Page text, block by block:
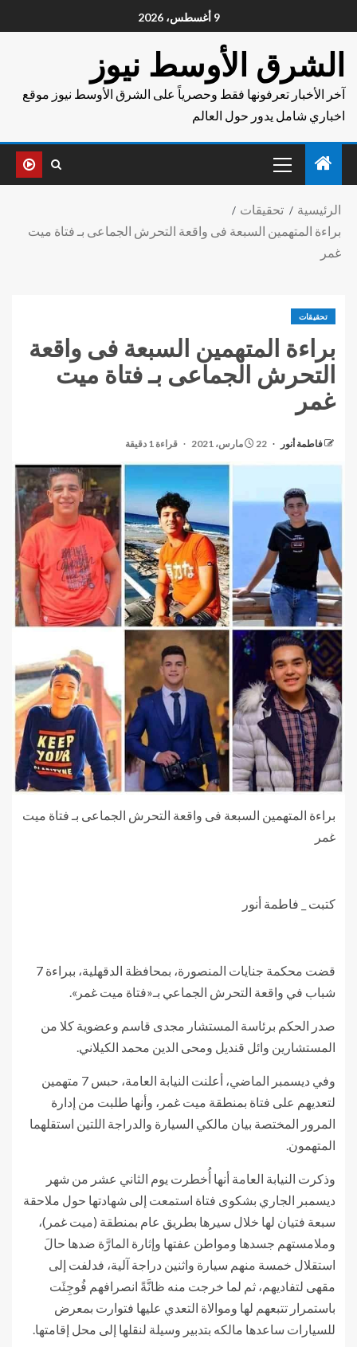
9 أغسطس، 2026
الشرق الأوسط نيوز
آخر الأخبار تعرفونها فقط وحصرياً على الشرق الأوسط نيوز موقع
اخباري شامل يدور حول العالم
الرئيسية
تحقيقات
براءة المتهمين السبعة فى واقعة التحرش الجماعى بـ فتاة ميت
غمر
تحقيقات
براءة المتهمين السبعة فى واقعة
التحرش الجماعى بـ فتاة ميت
غمر
فاطمة أنور 22 مارس، 2021 قراءة 1 دقيقة
براءة المتهمين السبعة فى واقعة التحرش الجماعى بـ فتاة ميت
غمر
كتبت _ فاطمة أنور
قضت محكمة جنايات المنصورة، بمحافظة الدقهلية، ببراءة 7
شباب في واقعة التحرش الجماعي بـ«فتاة ميت غمر».
صدر الحكم برئاسة المستشار مجدى قاسم وعضوية كلا من
المستشارين وائل قنديل ومحى الدين محمد الكيلاني.
وفي ديسمبر الماضي، أعلنت النيابة العامة، حبس 7 متهمين
لتعديهم على فتاة بمنطقة ميت غمر، وأنها طلبت من إدارة
المرور المختصة بيان مالكي السيارة والدراجة اللتين استقلهما
المتهمون.
وذكرت النيابة العامة أنها أُخطرت يوم الثاني عشر من شهر
ديسمبر الجاري بشكوى فتاة استمعت إلى شهادتها حول ملاحقة
سبعة فتيان لها خلال سيرها بطريق عام بمنطقة (ميت غمر)،
وملامستهم جسدها ومواطن عفتها وإثارة المارَّة ضدها حالَ
استقلال خمسة منهم سيارة واثنين دراجة آلية، فدلفت إلى
مقهى لتفاديهم، ثم لما خرجت منه ظانَّةً انصرافهم فُوجِئَت
باستمرار تتبعهم لها وموالاة التعدي عليها فتوارت بمعرض
للسيارات ساعدها مالكه بتدبير وسيلة لنقلها إلى محل إقامتها.